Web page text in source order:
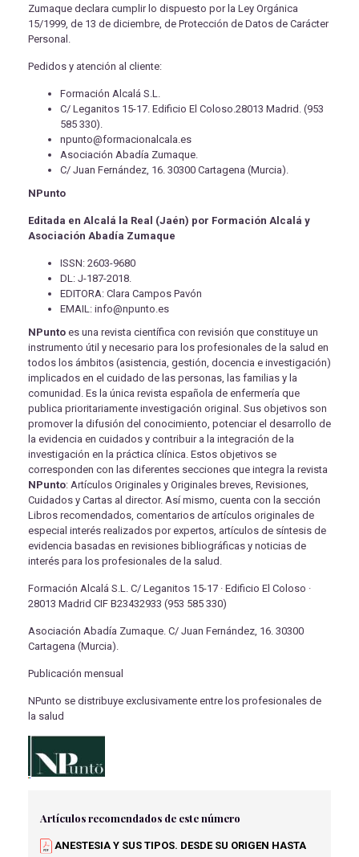
Zumaque declara cumplir lo dispuesto por la Ley Orgánica
15/1999, de 13 de diciembre, de Protección de Datos de Carácter
Personal.
Pedidos y atención al cliente:
Formación Alcalá S.L.
C/ Leganitos 15-17. Edificio El Coloso.28013 Madrid. (953
585 330).
npunto@formacionalcala.es
Asociación Abadía Zumaque.
C/ Juan Fernández, 16. 30300 Cartagena (Murcia).
NPunto
Editada en Alcalá la Real (Jaén) por Formación Alcalá y
Asociación Abadía Zumaque
ISSN: 2603-9680
DL: J-187-2018.
EDITORA: Clara Campos Pavón
EMAIL: info@npunto.es
NPunto es una revista científica con revisión que constituye un
instrumento útil y necesario para los profesionales de la salud en
todos los ámbitos (asistencia, gestión, docencia e investigación)
implicados en el cuidado de las personas, las familias y la
comunidad. Es la única revista española de enfermería que
publica prioritariamente investigación original. Sus objetivos son
promover la difusión del conocimiento, potenciar el desarrollo de
la evidencia en cuidados y contribuir a la integración de la
investigación en la práctica clínica. Estos objetivos se
corresponden con las diferentes secciones que integra la revista
NPunto: Artículos Originales y Originales breves, Revisiones,
Cuidados y Cartas al director. Así mismo, cuenta con la sección
Libros recomendados, comentarios de artículos originales de
especial interés realizados por expertos, artículos de síntesis de
evidencia basadas en revisiones bibliográficas y noticias de
interés para los profesionales de la salud.
Formación Alcalá S.L. C/ Leganitos 15-17 · Edificio El Coloso ·
28013 Madrid CIF B23432933 (953 585 330)
Asociación Abadía Zumaque. C/ Juan Fernández, 16. 30300
Cartagena (Murcia).
Publicación mensual
NPunto se distribuye exclusivamente entre los profesionales de
la salud
Artículos recomendados de este número
ANESTESIA Y SUS TIPOS. DESDE SU ORIGEN HASTA